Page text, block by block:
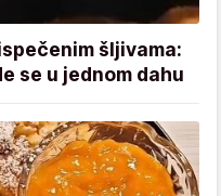
šljivama:
se u jednom dahu